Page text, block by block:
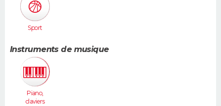
Sport
Instruments de musique
Piano,
claviers